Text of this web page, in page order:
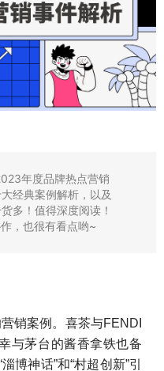
年度品牌热点营销
经典案例解析，以及
多！值得深度阅读！
，也很有看点哟~
销案例。喜茶与FENDI
与茅台的酱香拿铁也备
博神话”和“村超创新”引